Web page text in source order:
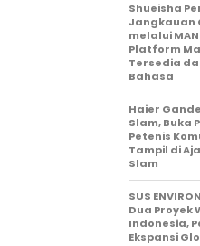
Shueisha
Jangkauan
melalui
Platform
Tersedia
Bahasa
Haier
Slam, Buka
Petenis
Tampil di
Slam
SUS
Dua Proyek
Indonesia,
Ekspansi